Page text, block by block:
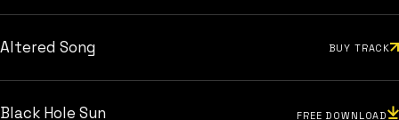
Altered Song BUY TRACK
Black Hole Sun FREE DOWNLOAD